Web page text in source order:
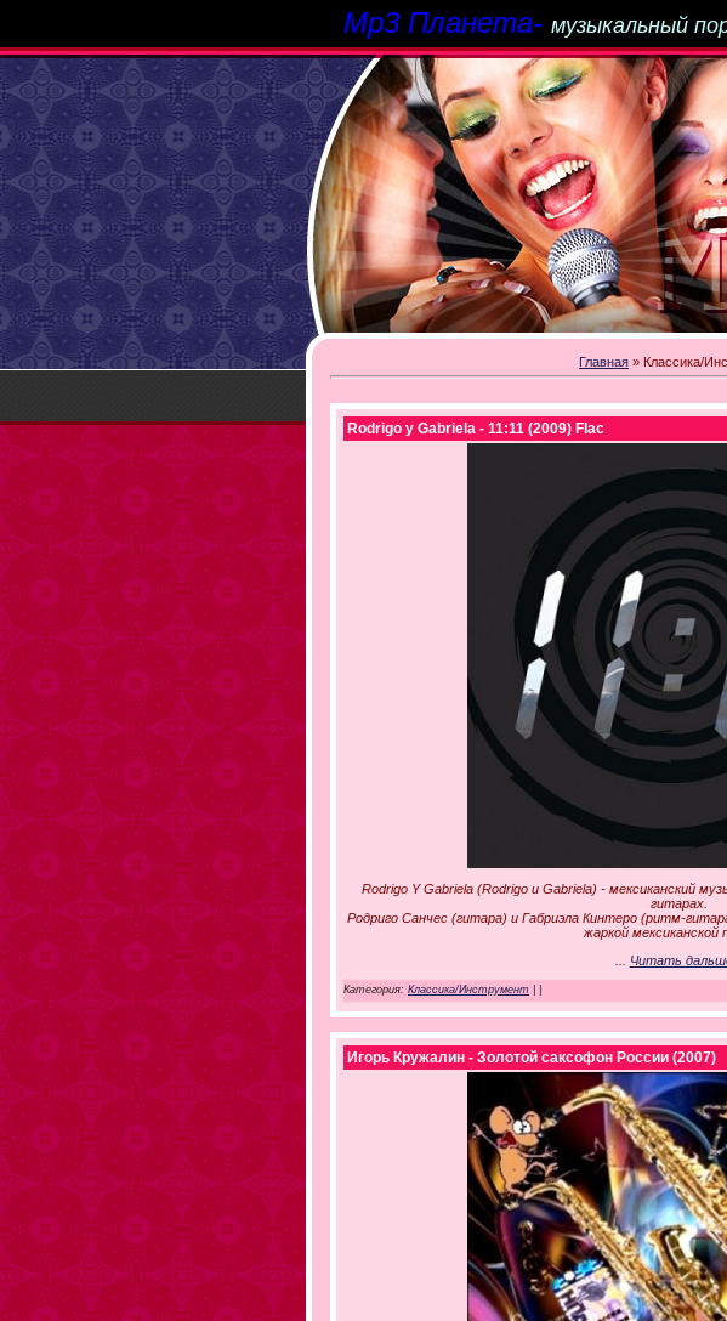
Mp3 Планета- музыкальный
Главная » Классика/
Rodrigo y Gabriela - 11:11 (2009) Flac
Rodrigo Y Gabriela (Rodrigo и Gabriela) - мексиканский
гитарах.
Родриго Санчес (гитара) и Габриэла Кинтеро (ритм-
жаркой мексиканской
Читать
Категория: Классика/Инструмент
Игорь Кружалин - Золотой саксофон России (2007)